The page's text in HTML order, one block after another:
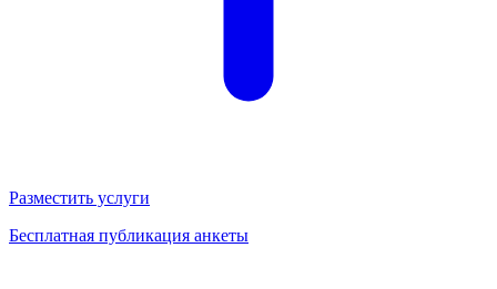
Разместить услуги
Бесплатная публикация анкеты